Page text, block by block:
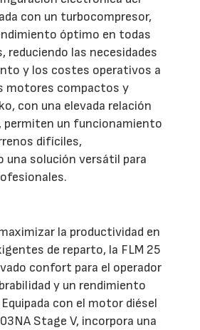
con un turbocompresor,
óptimo en todas
reduciendo las necesidades
y los costes operativos a
motores compactos y
con una elevada relación
permiten un funcionamiento
difíciles,
una solución versátil para
la productividad en
de reparto, la FLM 25
confort para el operador
y un rendimiento
con el motor diésel
Stage V, incorpora una